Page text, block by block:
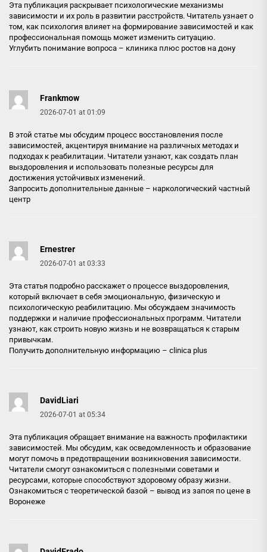
Эта публикация раскрывает психологические механизмы
зависимости и их роль в развитии расстройств. Читатель узнает о
том, как психология влияет на формирование зависимостей и как
профессиональная помощь может изменить ситуацию.
Углубить понимание вопроса – клиника плюс ростов на дону
Frankmow
2026-07-01 at 01:09
В этой статье мы обсудим процесс восстановления после
зависимостей, акцентируя внимание на различных методах и
подходах к реабилитации. Читатели узнают, как создать план
выздоровления и использовать полезные ресурсы для
достижения устойчивых изменений.
Запросить дополнительные данные – наркологический частный
центр
Ernestrer
2026-07-01 at 03:33
Эта статья подробно расскажет о процессе выздоровления,
который включает в себя эмоциональную, физическую и
психологическую реабилитацию. Мы обсуждаем значимость
поддержки и наличие профессиональных программ. Читатели
узнают, как строить новую жизнь и не возвращаться к старым
привычкам.
Получить дополнительную информацию – clinica plus
DavidLiari
2026-07-01 at 05:34
Эта публикация обращает внимание на важность профилактики
зависимостей. Мы обсудим, как осведомленность и образование
могут помочь в предотвращении возникновения зависимости.
Читатели смогут ознакомиться с полезными советами и
ресурсами, которые способствуют здоровому образу жизни.
Ознакомиться с теоретической базой – вывод из запоя по цене в
Воронеже